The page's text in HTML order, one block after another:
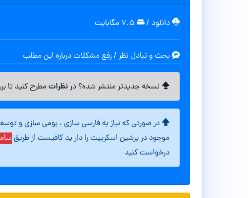
دانلود /
بحث و تبادل نظر / رفع مشکلات درباره این مطلب
نسخه جدیدتر منتشر شده؟ درنظراتمطرح کنید تا
در صورتی که نیاز به فارسی سازی ، بومی سازی و
موجود در پرشین اسکریپت را دار ید کافیست از طریق
درخواست کنید